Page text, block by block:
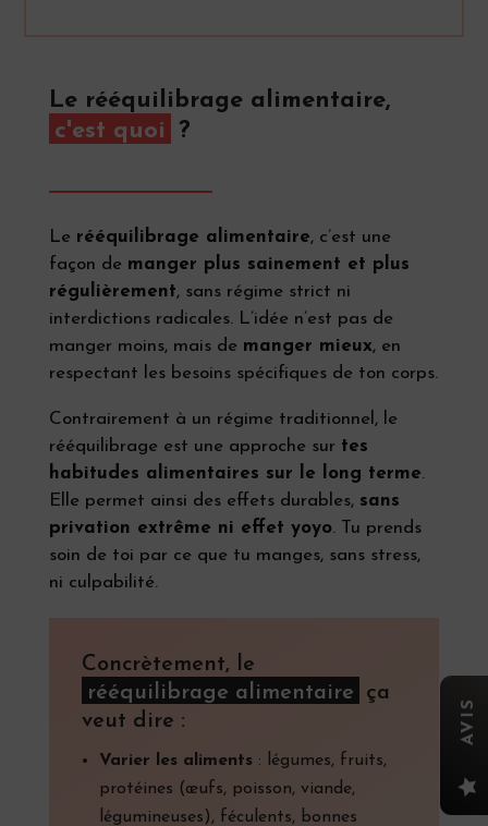
Le rééquilibrage alimentaire,
c'est quoi
?
Le rééquilibrage alimentaire, c’est une
façon de manger plus sainement et plus
régulièrement, sans régime strict ni
interdictions radicales. L’idée n’est pas de
manger moins, mais de manger mieux, en
respectant les besoins spécifiques de ton corps.
Contrairement à un régime traditionnel, le
rééquilibrage est une approche sur tes
habitudes alimentaires sur le long terme.
Elle permet ainsi des effets durables, sans
privation extrême ni effet yoyo. Tu prends
soin de toi par ce que tu manges, sans stress,
ni culpabilité.
Concrètement, le
rééquilibrage alimentaire
ça
veut dire :
Varier les aliments: légumes, fruits,
protéines (œufs, poisson, viande,
légumineuses), féculents, bonnes

AVIS